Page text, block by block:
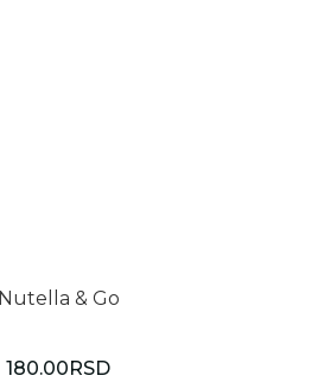
Nutella & Go
180.00 RSD